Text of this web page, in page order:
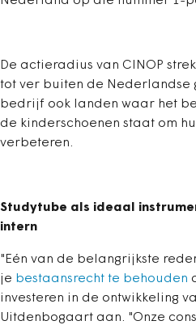
De actieradius van CINOP
tot ver buiten de Nederlandse
bedrijf ook landen waar het
de kinderschoenen staat om
verbeteren.
Studytube als ideaal
intern
"Eén van de belangrijkste
je bestaansrecht te behouden
investeren in de ontwikkeling
Uitdenbogaart aan. "Onze